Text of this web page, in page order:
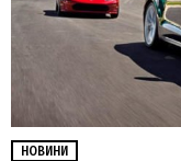
НОВИНИ